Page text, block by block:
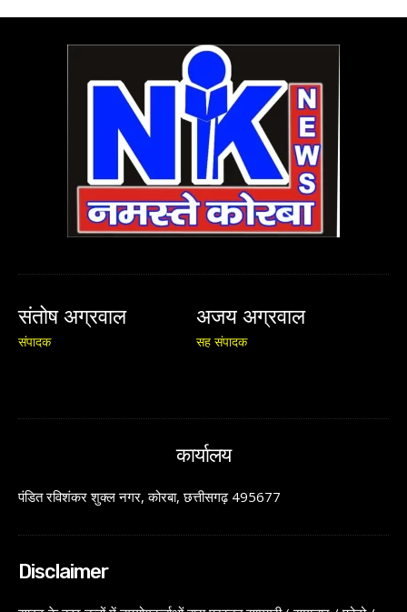
संतोष अग्रवाल
संपादक
अजय अग्रवाल
सह संपादक
कार्यालय
पंडित रविशंकर शुक्ल नगर, कोरबा, छत्तीसगढ़ 495677
Disclaimer